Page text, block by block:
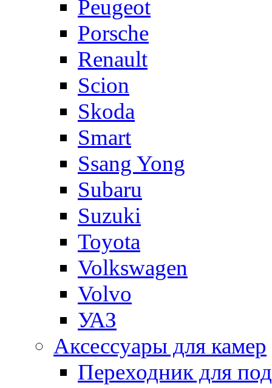
Peugeot
Porsche
Renault
Scion
Skoda
Smart
Ssang Yong
Subaru
Suzuki
Toyota
Volkswagen
Volvo
УАЗ
Аксессуары для камер
Переходник для